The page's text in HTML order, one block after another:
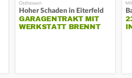
Hoher Schaden in Eiterfeld
GARAGENTRAKT MIT
WERKSTATT BRENNT